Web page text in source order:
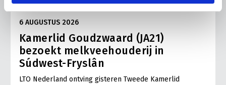
LTO LOBBY
6 AUGUSTUS 2026
Kamerlid Goudzwaard (JA21)
bezoekt melkveehouderij in
Súdwest-Fryslân
LTO Nederland ontving gisteren Tweede Kamerlid